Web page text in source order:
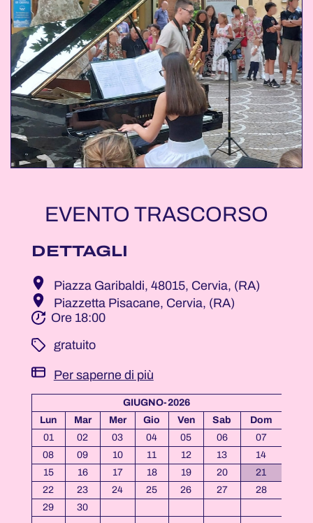
EVENTO TRASCORSO
DETTAGLI
Piazza Garibaldi, 48015, Cervia, (RA)
Piazzetta Pisacane, Cervia, (RA)
Ore 18:00
­ gratuito
Per saperne di più
GIUGNO-2026
Lun
Mar Mer Gio Ven Sab
Dom
01
02 03 04 05 06
07
08
09 10 11 12 13
14
15
16 17 18 19 20
21
22
23 24 25 26 27
28
29
30